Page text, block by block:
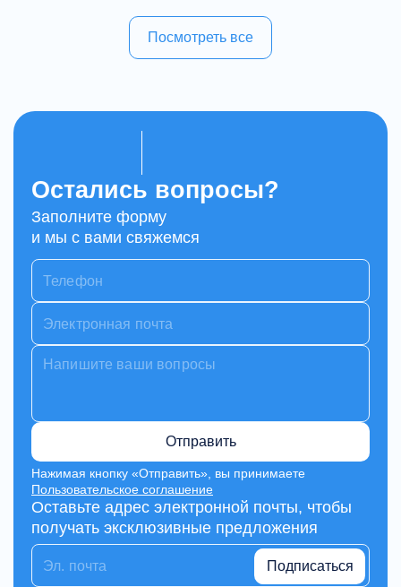
Посмотреть все
Остались вопросы?
Заполните форму
и мы с вами свяжемся
Отправить
Нажимая кнопку «Отправить», вы принимаете
Пользовательское соглашение
Оставьте адрес электронной почты, чтобы
получать эксклюзивные предложения
Подписаться